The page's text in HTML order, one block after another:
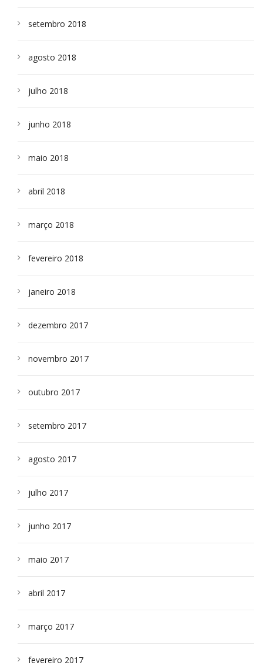
setembro 2018
agosto 2018
julho 2018
junho 2018
maio 2018
abril 2018
março 2018
fevereiro 2018
janeiro 2018
dezembro 2017
novembro 2017
outubro 2017
setembro 2017
agosto 2017
julho 2017
junho 2017
maio 2017
abril 2017
março 2017
fevereiro 2017